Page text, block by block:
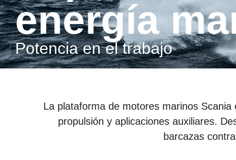
energía
Potencia en el trabajo
La plataforma de motores marinos
propulsión y aplicaciones auxiliares.
barcazas